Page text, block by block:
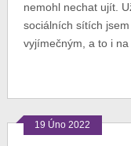
nemohl nechat ujít.
sociálních sítích
vyjímečným, a to i
19 Úno 2022